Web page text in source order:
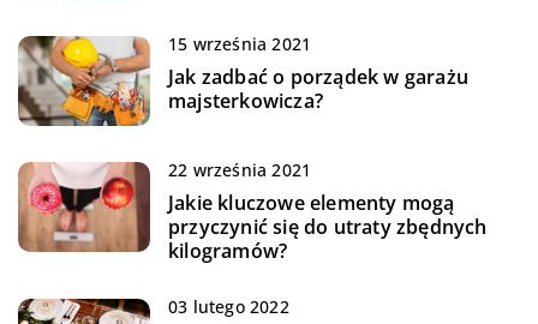
15 września 2021
Jak zadbać o porządek w garażu
majsterkowicza?
22 września 2021
Jakie kluczowe elementy mogą
przyczynić się do utraty zbędnych
kilogramów?
03 lutego 2022